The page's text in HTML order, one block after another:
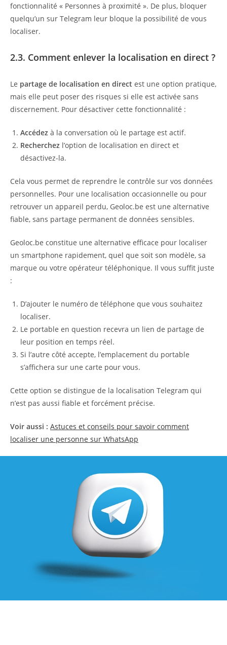
fonctionnalité « Personnes à proximité ». De plus, bloquer
quelqu’un sur Telegram leur bloque la possibilité de vous
localiser.
2.3. Comment enlever la localisation en direct ?
Le partage de localisation en direct est une option pratique,
mais elle peut poser des risques si elle est activée sans
discernement. Pour désactiver cette fonctionnalité :
Accédez à la conversation où le partage est actif.
Recherchez l’option de localisation en direct et
désactivez-la.
Cela vous permet de reprendre le contrôle sur vos données
personnelles. Pour une localisation occasionnelle ou pour
retrouver un appareil perdu, Geoloc.be est une alternative
fiable, sans partage permanent de données sensibles.
Geoloc.be constitue une alternative efficace pour localiser
un smartphone rapidement, quel que soit son modèle, sa
marque ou votre opérateur téléphonique. Il vous suffit juste
:
D’ajouter le numéro de téléphone que vous souhaitez
localiser.
Le portable en question recevra un lien de partage de
leur position en temps réel.
Si l’autre côté accepte, l’emplacement du portable
s’affichera sur une carte pour vous.
Cette option se distingue de la localisation Telegram qui
n’est pas aussi fiable et forcément précise.
Voir aussi : Astuces et conseils pour savoir comment
localiser une personne sur WhatsApp